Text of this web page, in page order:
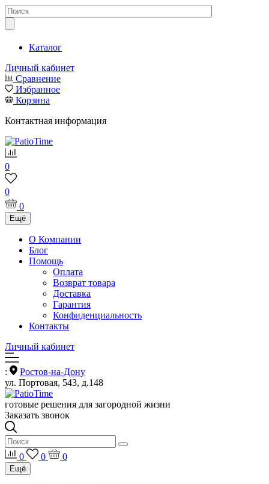
Каталог
Личный кабинет
Сравнение
Избранное
Корзина
Контактная информация
0
0
0
Ещё
О Компании
Блог
Помощь
Оплата
Возврат товара
Доставка
Гарантия
Конфиденциальность
Контакты
Личный кабинет
:
Ростов-на-Дону
ул. Портовая, 543, д.148
готовые решения для загородной жизни
Заказать звонок
0 0 0
Ещё